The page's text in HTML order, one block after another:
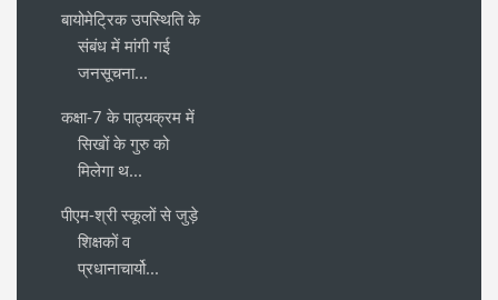
बायोमेट्रिक उपस्थिति के
संबंध में मांगी गई
जनसूचना...
कक्षा-7 के पाठ्यक्रम में
सिखों के गुरु को
मिलेगा थ...
पीएम-श्री स्कूलों से जुड़े
शिक्षकों व
प्रधानाचार्यो...